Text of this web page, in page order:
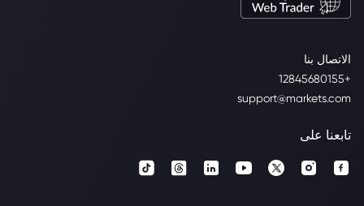
الاتصال بنا
+12845680155
support@markets.com
تابعنا على